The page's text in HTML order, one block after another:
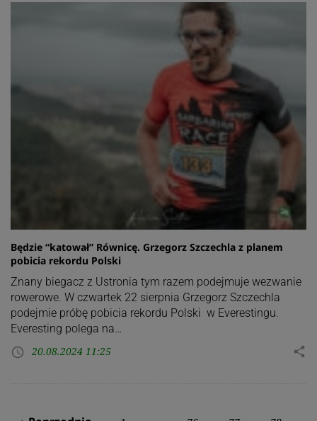
Będzie “katował” Równicę. Grzegorz Szczechla z planem
pobicia rekordu Polski
Znany biegacz z Ustronia tym razem podejmuje wezwanie
rowerowe. W czwartek 22 sierpnia Grzegorz Szczechla
podejmie próbę pobicia rekordu Polski w Everestingu.
Everesting polega na…
access_time 20.08.2024 11:25 share
Stronicowanie